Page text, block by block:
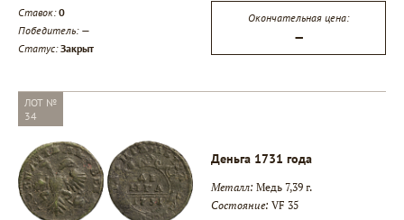
Ставок:0
Победитель: —
Статус:Закрыт
Окончательная цена:
—
ЛОТ №
34
Деньга 1731 года
Металл: Медь 7,39 г.
Состояние: VF 35